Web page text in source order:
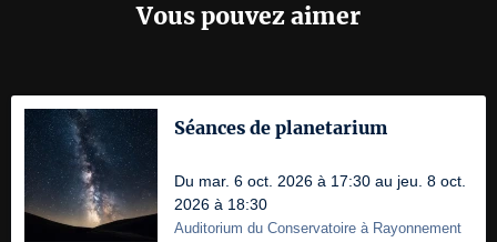
Vous pouvez aimer
Séances de planetarium
Du mar. 6 oct. 2026 à 17:30 au jeu. 8 oct.
2026 à 18:30
Auditorium du Conservatoire à Rayonnement